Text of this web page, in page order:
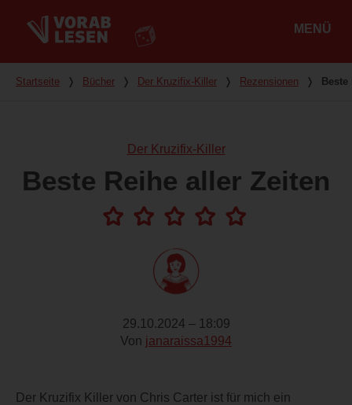
MENÜ
Du bist hier
Startseite ❭ Bücher ❭ Der Kruzifix-Killer ❭ Rezensionen ❭
Der Kruzifix-Killer
Beste Reihe aller Zeiten
29.10.2024 – 18:09
Von janaraissa1994
Der Kruzifix Killer von Chris Carter ist für mich ein